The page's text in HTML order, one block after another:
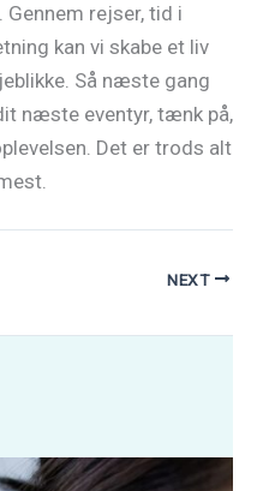
rejser, tid i
kan vi skabe et liv
Så næste gang
næste eventyr, tænk på,
Det er trods alt
NEXT